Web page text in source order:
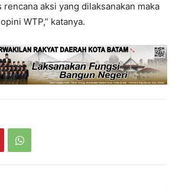
aksi yang dilaksanakan maka
WTP,” katanya.